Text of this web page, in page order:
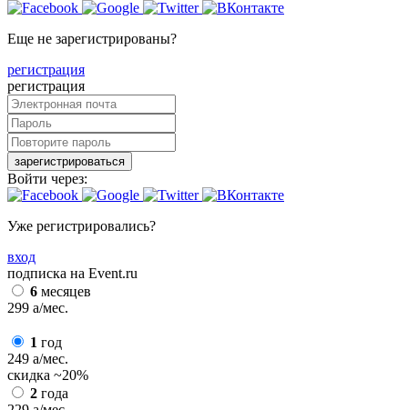
Еще не зарегистрированы?
регистрация
регистрация
зарегистрироваться
Войти через:
Уже регистрировались?
вход
подписка на Event.ru
6 месяцев
299 a/мес.
1 год
249 a/мес.
скидка ~20%
2 года